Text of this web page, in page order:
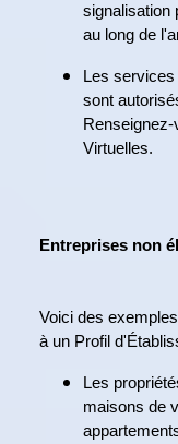
signalisation
au long de
Les
sont
Virtuelles.
Entreprises non
Voici des
à un Profil
Les
maisons de